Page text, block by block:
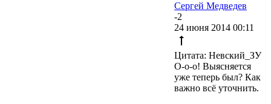
Сергей Медведев
-2
24 июня 2014 00:11
Цитата: Невский_ЗУ
О-о-о! Выясняется
уже теперь был? Как
важно всё уточнить.